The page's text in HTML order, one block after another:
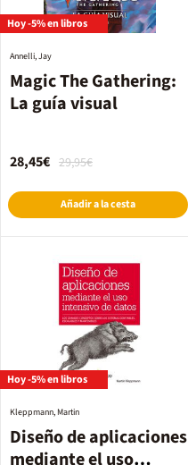
Hoy -5% en libros
Magic The Gathering:
La guía visual
Annelli, Jay
29,95€
28,45€
Añadir a la cesta
Hoy -5% en libros
Diseño de aplicaciones
mediante el uso
Kleppmann, Martin